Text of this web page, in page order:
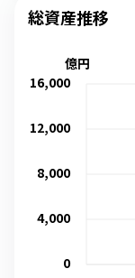
総資産推移
0
4,000
8,000
12,000
16,000
億円